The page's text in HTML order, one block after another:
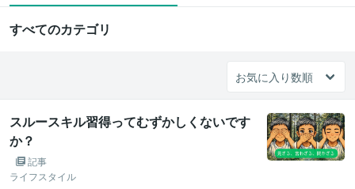
すべてのカテゴリ
スルースキル習得ってむずかしくないです
か？
記事
ライフスタイル